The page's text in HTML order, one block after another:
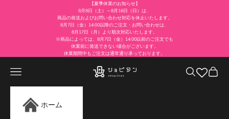
【夏季休業のお知らせ】
8月8日（土）～8月16日（日）は、
商品の発送およびお問い合わせ対応を休止いたします。
8月7日（金）14:00以降のご注文・お問い合わせは、
8月17日（月）より順次対応いたします。
※商品によっては、8月7日（金）14:00以前のご注文でも
休業前に発送できない場合がございます。
休業期間中もご注文は通常通り承っております。
ショピタン公式通販サイト
メニュー 検索 カート
ホーム